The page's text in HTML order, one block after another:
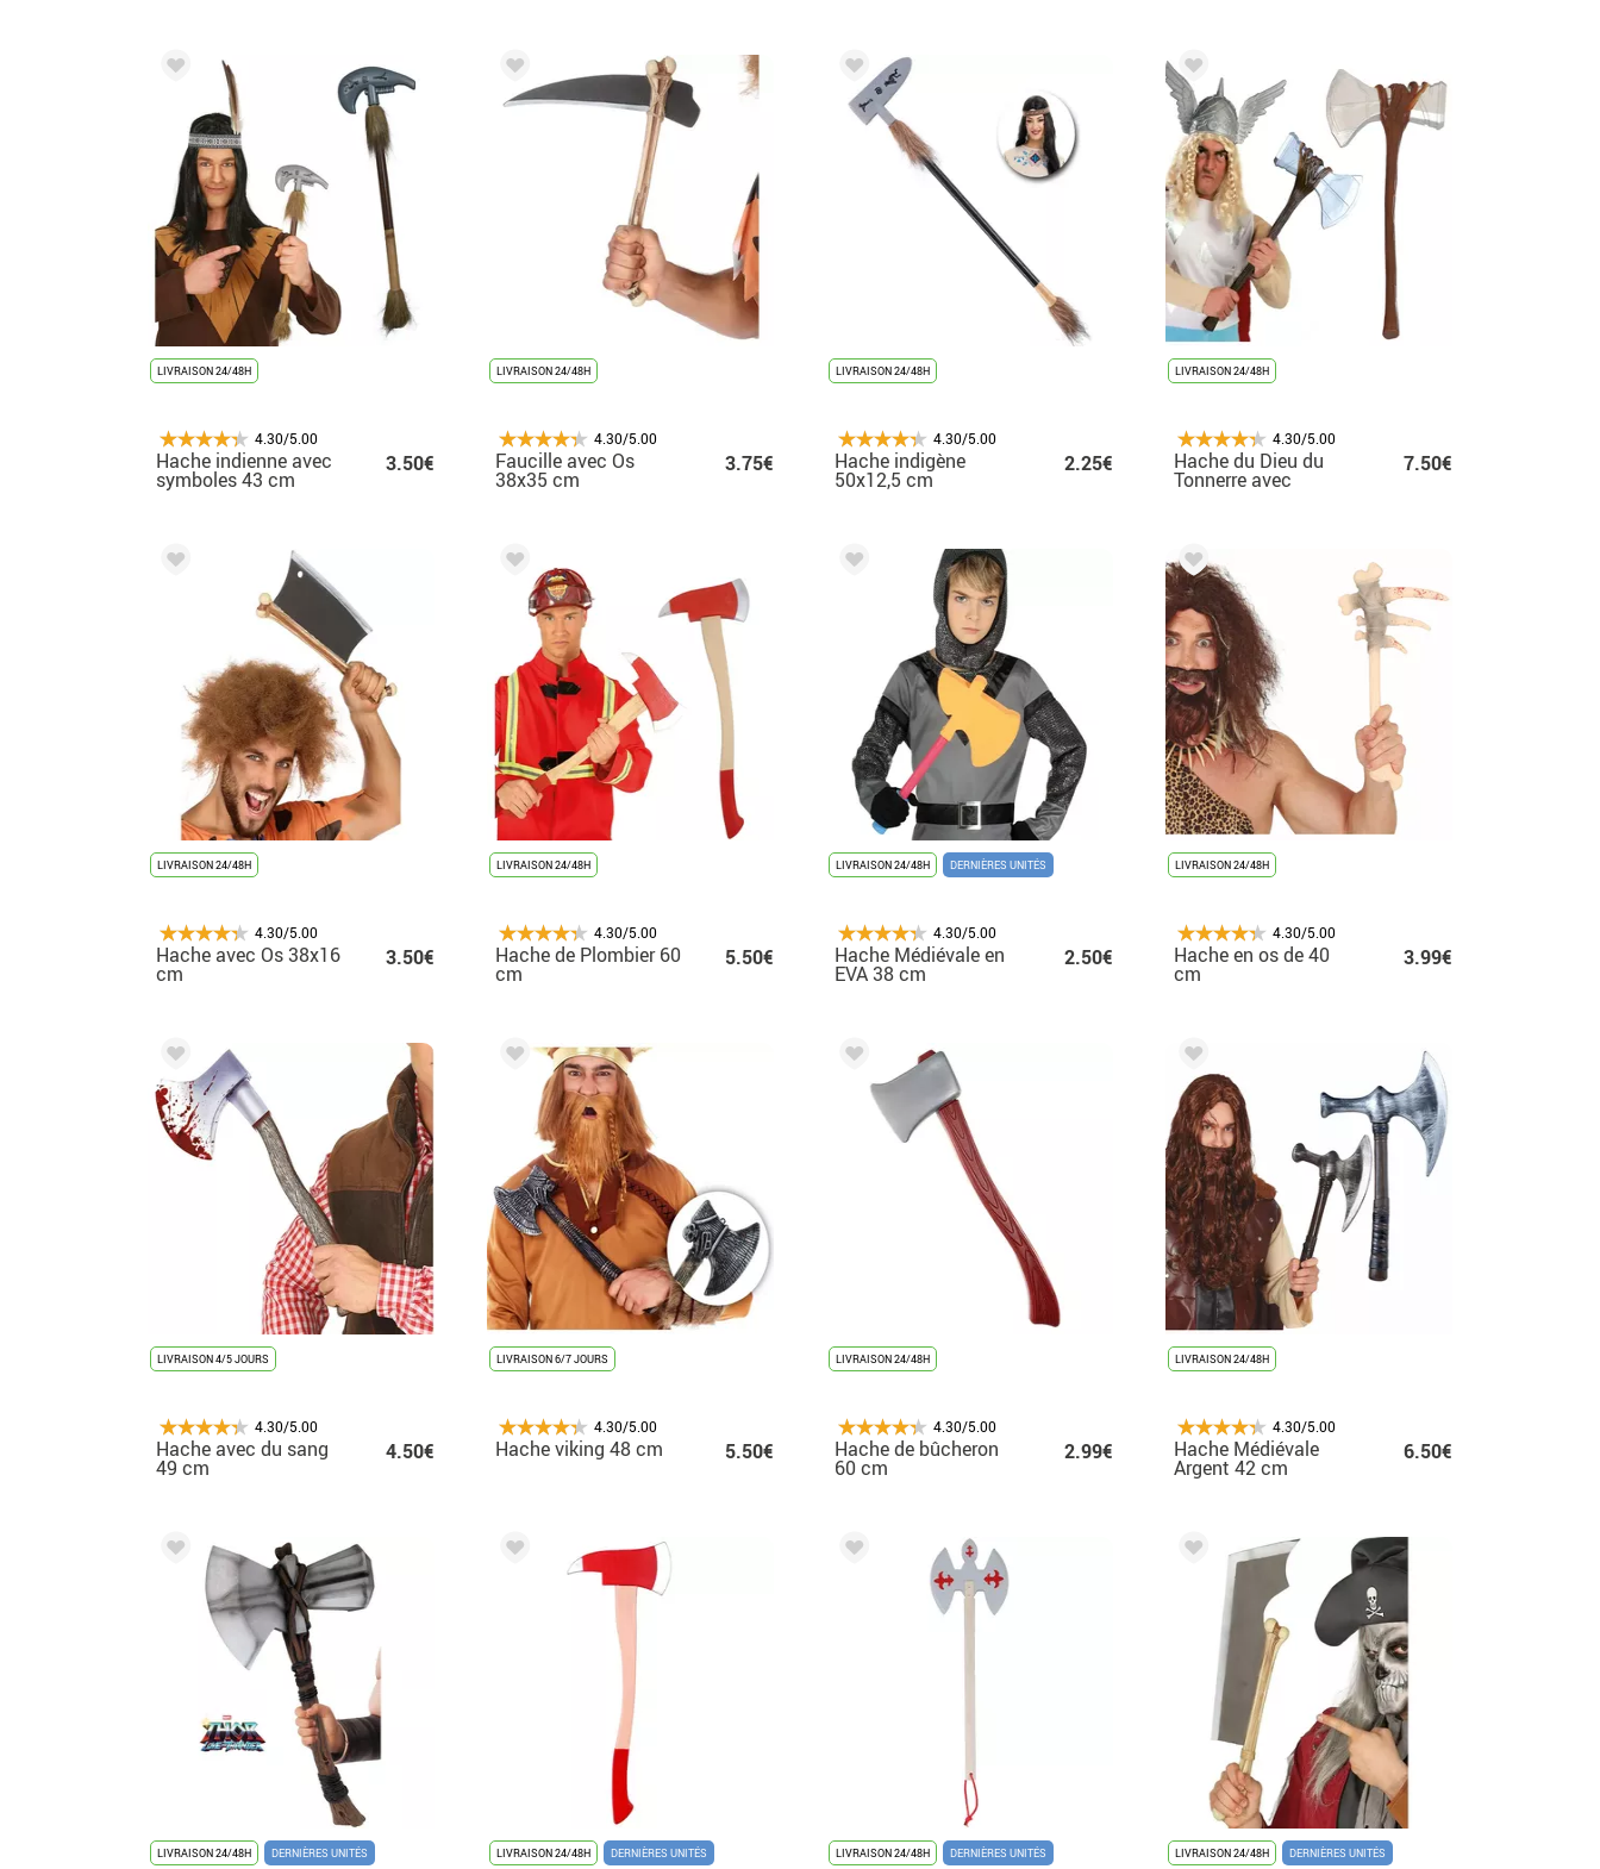
LIVRAISON 24/48H
4.30/5.00
Hache indienne avec
symboles 43 cm
3.50€
LIVRAISON 24/48H
4.30/5.00
Faucille avec Os
38x35 cm
3.75€
LIVRAISON 24/48H
4.30/5.00
Hache indigène
50x12,5 cm
2.25€
LIVRAISON 24/48H
4.30/5.00
Hache du Dieu du
Tonnerre avec
7.50€
LIVRAISON 24/48H
4.30/5.00
Hache avec Os 38x16
cm
3.50€
LIVRAISON 24/48H
4.30/5.00
Hache de Plombier 60
cm
5.50€
LIVRAISON 24/48H DERNIÈRES UNITÉS
4.30/5.00
Hache Médiévale en
EVA 38 cm
2.50€
LIVRAISON 24/48H
4.30/5.00
Hache en os de 40
cm
3.99€
LIVRAISON 4/5 JOURS
4.30/5.00
Hache avec du sang
49 cm
4.50€
LIVRAISON 6/7 JOURS
4.30/5.00
Hache viking 48 cm 5.50€
LIVRAISON 24/48H
4.30/5.00
Hache de bûcheron
60 cm
2.99€
LIVRAISON 24/48H
4.30/5.00
Hache Médiévale
Argent 42 cm
6.50€
LIVRAISON 24/48H DERNIÈRES UNITÉS LIVRAISON 24/48H DERNIÈRES UNITÉS LIVRAISON 24/48H DERNIÈRES UNITÉS LIVRAISON 24/48H DERNIÈRES UNITÉS